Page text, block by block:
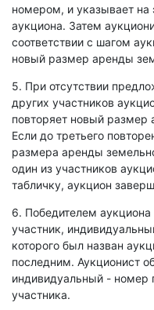
номером, и указывает на
аукциона. Затем
соответствии с шагом
новый размер аренды
5. При отсутствии
других участников
повторяет новый размер
Если до третьего
размера аренды
один из участников
табличку, аукцион
6. Победителем аукциона
участник,
которого был назван
последним. Аукционист
индивидуальный - номер
участника.